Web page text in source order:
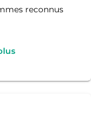
reconnus